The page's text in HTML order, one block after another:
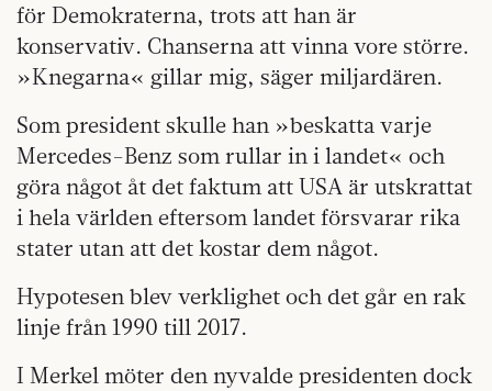
för Demokraterna, trots att han är
konservativ. Chanserna att vinna vore större.
»Knegarna« gillar mig, säger miljardären.
Som president skulle han »beskatta varje
Mercedes-Benz som rullar in i landet« och
göra något åt det faktum att USA är utskrattat
i hela världen eftersom landet försvarar rika
stater utan att det kostar dem något.
Hypotesen blev verklighet och det går en rak
linje från 1990 till 2017.
I Merkel möter den nyvalde presidenten dock